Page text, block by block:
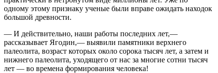
одному этому признаку ученые были вправе ожидать находок
большой древности.
— И действительно, наши работы последних лет,—
рассказывает Ягодин,— выявили памятники верхнего
палеолита, возраст которых около сорока тысяч лет, а затем и
нижнего палеолита, уходящего от нас за многие сотни тысяч
лет — во времена формирования человека!